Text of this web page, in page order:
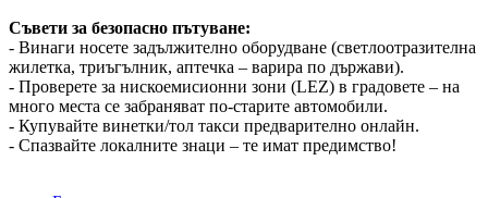
Съвети за безопасно пътуване:
- Винаги носете задължително оборудване (светлоотразителна
жилетка, триъгълник, аптечка – варира по държави).
- Проверете за нискоемисионни зони (LEZ) в градовете – на
много места се забраняват по-старите автомобили.
- Купувайте винетки/тол такси предварително онлайн.
- Спазвайте локалните знаци – те имат предимство!